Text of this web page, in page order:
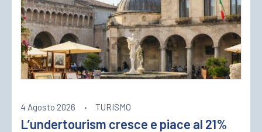
4 Agosto 2026 · TURISMO
L’undertourism cresce e piace al 21%